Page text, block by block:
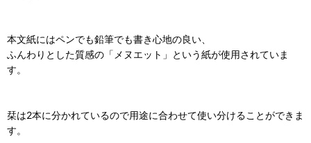
本文紙にはペンでも鉛筆でも書き心地の良い、
ふんわりとした質感の「メヌエット」という紙が使用されていま
す。
栞は2本に分かれているので用途に合わせて使い分けることができま
す。